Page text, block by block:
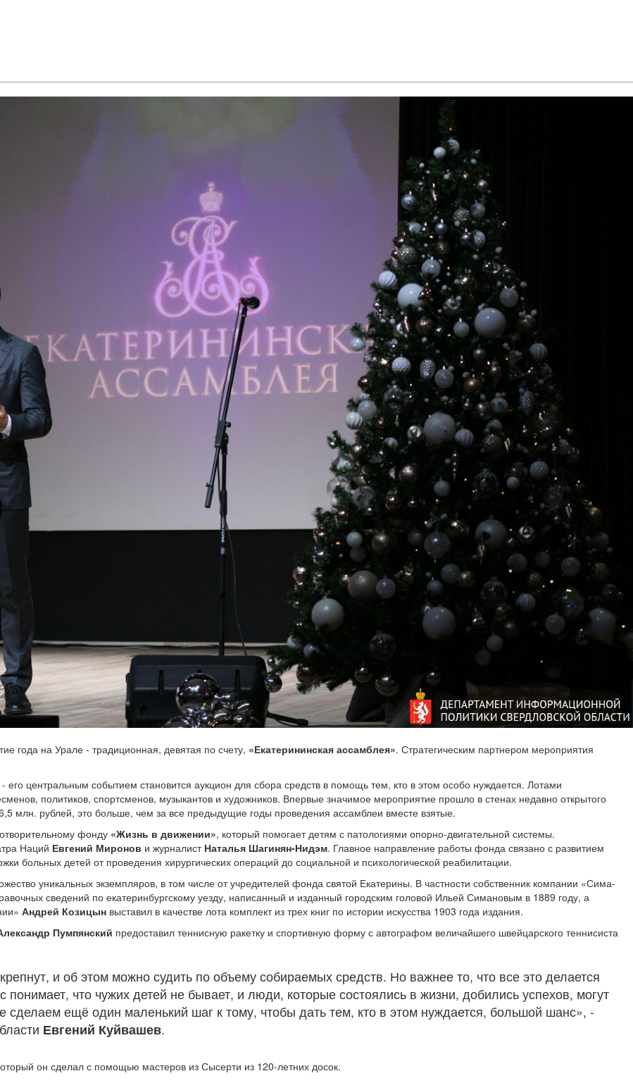
года на Урале - традиционная, девятая по счету, «Екатерининская ассамблея». Стратегическим партнером мероприятия
центральным событием становится аукцион для сбора средств в помощь тем, кто в этом особо нуждается. Лотами
политиков, спортсменов, музыкантов и художников. Впервые значимое мероприятие прошло в стенах недавно открытого
млн. рублей, это больше, чем за все предыдущие годы проведения ассамблеи вместе взятые.
фонду «Жизнь в движении», который помогает детям с патологиями опорно-двигательной системы.
Наций Евгений Миронов и журналист Наталья Шагинян-Нидэм. Главное направление работы фонда связано с развитием
больных детей от проведения хирургических операций до социальной и психологической реабилитации.
уникальных экземпляров, в том числе от учредителей фонда святой Екатерины. В частности собственник компании «Сима-
сведений по екатеринбургскому уезду, написанный и изданный городским головой Ильей Симановым в 1889 году, а
Андрей Козицын выставил в качестве лота комплект из трех книг по истории искусства 1903 года издания.
Пумпянский предоставил теннисную ракетку и спортивную форму с автографом величайшего швейцарского теннисиста
и об этом можно судить по объему собираемых средств. Но важнее то, что все это делается
что чужих детей не бывает, и люди, которые состоялись в жизни, добились успехов, могут
сделаем ещё один маленький шаг к тому, чтобы дать тем, кто в этом нуждается, большой шанс», -
Евгений Куйвашев.
он сделал с помощью мастеров из Сысерти из 120-летних досок.